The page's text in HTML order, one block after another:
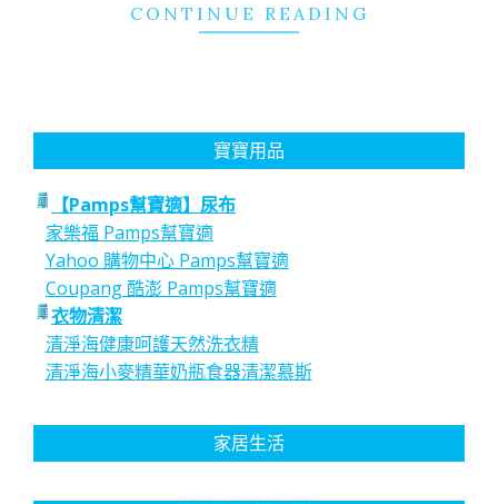
CONTINUE READING
寶寶用品
【Pamps幫寶適】尿布
家樂福 Pamps幫寶適
Yahoo 購物中心 Pamps幫寶適
Coupang 酷澎 Pamps幫寶適
衣物清潔
清淨海健康呵護天然洗衣精
清淨海小麥精華奶瓶食器清潔慕斯
家居生活